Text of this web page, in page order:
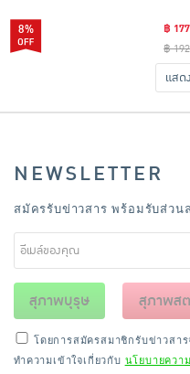
8%
฿ 177
฿ 192
แสดง
NEWSLETTER
สมัครรับข่าวสาร พร้อมรับส่วน
สุภาพบุรุษ สุภาพส
โดยการสมัครสมาชิกรับข่าวสา
ทำความเข้าใจเกี่ยวกับ นโยบายควา